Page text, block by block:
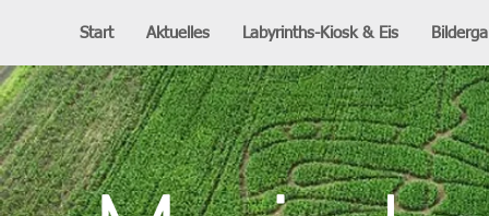
Start Aktuelles Labyrinths-Kiosk & Eis